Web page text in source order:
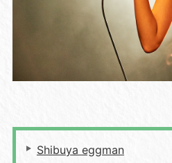
Shibuya eggman